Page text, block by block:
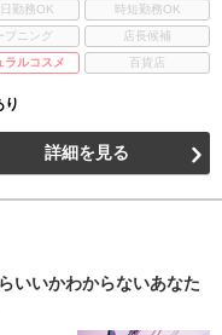
勤務OK
時短勤務OK
プニング
店長候補
ラルコスメ 百貨店
り
詳細を見る
いいかわからないあなた